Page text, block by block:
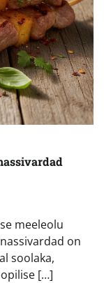
meeleolu
on
soolaka,
[…]